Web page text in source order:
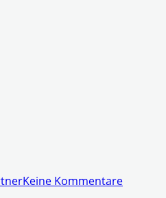
Keine Kommentare